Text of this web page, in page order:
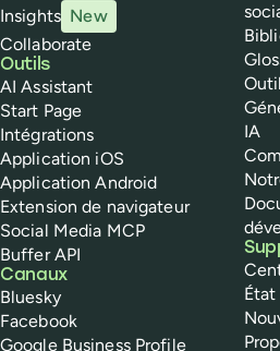
Insights New
Collaborate
Outils
AI Assistant
Start Page
Intégrations
Application iOS
Application Android
Extension de navigateur
Social Media MCP
Buffer API
Canaux
Bluesky
Facebook
Google Business Profile
IA